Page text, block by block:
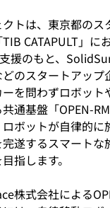
トは、東京都のス
CATAPULT」に
支援のもと、
のスタートアップ
ーを問わずロボット
通基盤「OPEN-
ボットが自律的に
完遂するスマートな
指します。
株式会社による